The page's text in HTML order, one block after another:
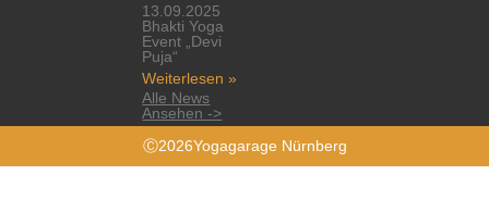
13.09.2025
Bhakti Yoga
Event „Devi
Puja“
Weiterlesen »
Alle News
Ansehen ->
Ⓒ2026Yogagarage Nürnberg